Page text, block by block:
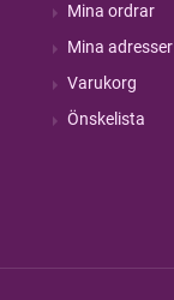
Mina ordrar
Mina adresser
Varukorg
Önskelista